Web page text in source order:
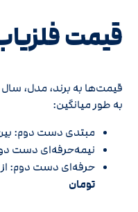
قیمت
قیمت‌ها به برند، مدل، سال
به طور میانگین:
مبتدی دست دوم:
نیمه‌حرفه‌ای دست
حرفه‌ای دست دوم: از
تومان